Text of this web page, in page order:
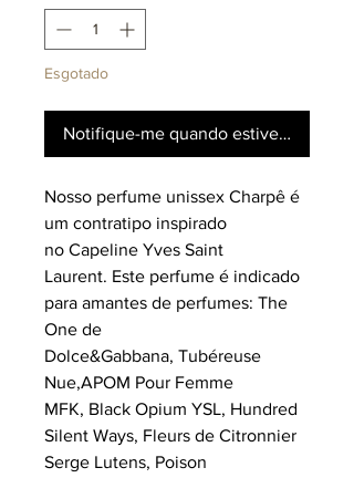
Esgotado
Notifique-me quando estiver
Nosso perfume unissex Charpê é
um contratipo inspirado
no Capeline Yves Saint
Laurent. Este perfume é indicado
para amantes de perfumes: The
One de
Dolce&Gabbana, Tubéreuse
Nue,APOM Pour Femme
MFK, Black Opium YSL, Hundred
Silent Ways, Fleurs de Citronnier
Serge Lutens, Poison